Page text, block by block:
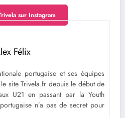
sur Instagram
Félix
portugaise et ses équipes
site Trivela.fr depuis le début de
U21 en passant par la Youth
n’a pas de secret pour